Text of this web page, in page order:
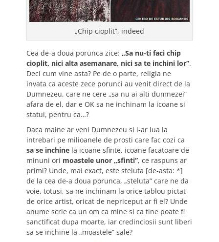
„Chip cioplit”, indeed
Cea de-a doua porunca zice: „Sa nu-ti faci chip
cioplit, nici alta asemanare, nici sa te inchini lor”.
Deci cum vine asta? Pe de o parte, religia ne
invata ca aceste zece porunci au venit direct de la
Dumnezeu, care ne cere „sa nu ai alti dumnezei”
afara de el, dar e OK sa ne inchinam la icoane si
statui, pentru ca…?
Daca maine ar veni Dumnezeu si i-ar lua la
intrebari pe milioanele de prosti care fac cozi ca
sa se inchine la icoane sfinte, icoane facatoare de
minuni ori moastele unor „sfinti”, ce raspuns ar
primi? Unde, mai exact, este steluta [de-asta: *]
de la cea de-a doua porunca, „steluta” care ne da
voie, totusi, sa ne inchinam la orice tablou pictat
de orice artist, oricat de nepriceput ar fi el? Unde
anume scrie ca un om ca mine si ca tine poate fi
sanctificat dupa moarte, iar credinciosii sunt liberi
sa se inchine la „moastele” sale?